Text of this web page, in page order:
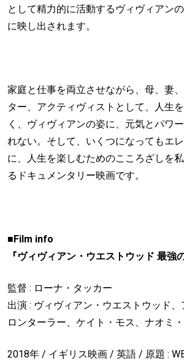
として精力的に活動するヴィヴィアン
に映し出されます。
家庭と仕事を両立させながら、母、妻
ター、アクティヴィストとして、人生
く、ヴィヴィアンの姿に、元気とパワ
れない。そして、いくつになってもエ
に、人生を楽しむためのこころざしを
るドキュメンタリー映画です。
■Film info
『ヴィヴィアン・ウエストウッド 最強
監督 : ローナ・タッカー
出演 : ヴィヴィアン・ウエストウッド
ロンターラー、ケイト・モス、ナオミ
2018年 / イギリス映画 / 英語 / 原題 :